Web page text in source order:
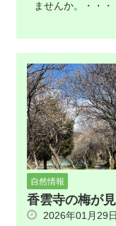
ませんか。・・・
自然情報
香雲寺の梅が
2026年01月29日